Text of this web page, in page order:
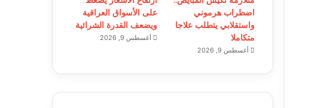
اضطراب هرموني
واستقلابي يتطلب علاجا
متكاملا
أغسطس 9, 2026
على الأسواق العراقية
ويضعف القدرة الشرائية
أغسطس 9, 2026